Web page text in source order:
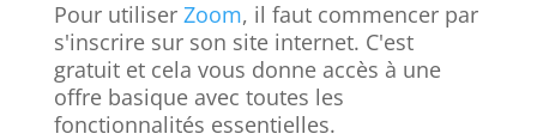
Pour utiliser Zoom, il faut commencer par
s'inscrire sur son site internet. C'est
gratuit et cela vous donne accès à une
offre basique avec toutes les
fonctionnalités essentielles.